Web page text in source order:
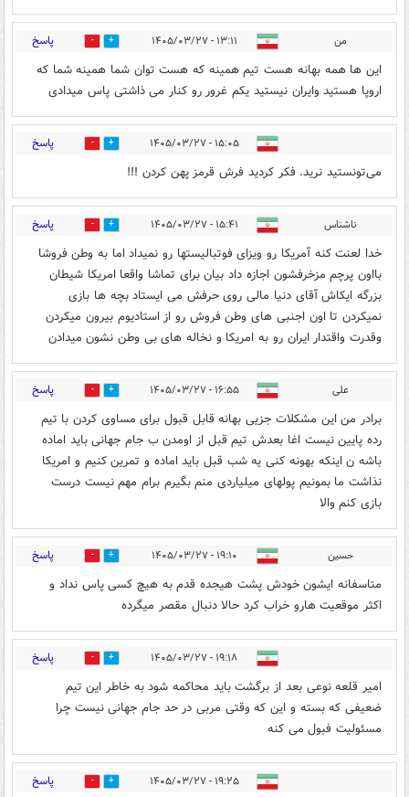
من ۱۳:۱۱ - ۱۴۰۵/۰۳/۲۷ 0 پاسخ
این ها همه بهانه‌ هست تیم همینه که هست توان شما همینه شما که
اروپا هستید وایران نیستید یکم غرور رو کنار می ذاشتی پاس میدادی
۱۵:۰۵ - ۱۴۰۵/۰۳/۲۷ 0 پاسخ
می‌تونستید نرید. فکر کردید فرش قرمز پهن کردن !!!
ناشناس ۱۵:۴۱ - ۱۴۰۵/۰۳/۲۷ 0 پاسخ
خدا لعنت کنه آمریکا رو ویزای فوتبالیستها رو نمیداد اما به وطن فروشا
بااون پرچم مزخرفشون اجازه داد بیان برای تماشا واقعا امریکا شیطان
بزرگه ایکاش آقای دنیا مالی روی حرفش می ایستاد بچه ها بازی
نمیکردن تا اون اجنبی های وطن فروش رو از استادیوم بیرون میکردن
وقدرت واقتدار ایران رو به امریکا و نخاله های بی وطن نشون میدادن
علی ۱۶:۵۵ - ۱۴۰۵/۰۳/۲۷ 0 پاسخ
برادر من این مشکلات جزیی بهانه قابل قبول برای مساوی کردن با تیم
رده پایین نیست اغا بعدش تیم قبل از اومدن ب جام جهانی باید اماده
باشه ن اینکه بهونه کنی یه شب قبل باید اماده و تمرین کنیم و امریکا
نذاشت ما بمونیم پولهای میلیاردی منم بگیرم برام مهم نیست درست
بازی کنم والا
حسین ۱۹:۱۰ - ۱۴۰۵/۰۳/۲۷ 0 پاسخ
متاسفانه ایشون خودش پشت هیجده قدم به هیچ کسی پاس نداد و
اکثر موقعیت هارو خراب کرد حالا دنبال مقصر میگرده
۱۹:۱۸ - ۱۴۰۵/۰۳/۲۷ 0 پاسخ
امیر قلعه نوعی بعد از برگشت باید محاکمه شود به خاطر این تیم
ضعیفی که بسته و این که وقتی مربی در حد جام جهانی نیست چرا
مسئولیت فبول می کنه
۱۹:۲۵ - ۱۴۰۵/۰۳/۲۷ 0 پاسخ